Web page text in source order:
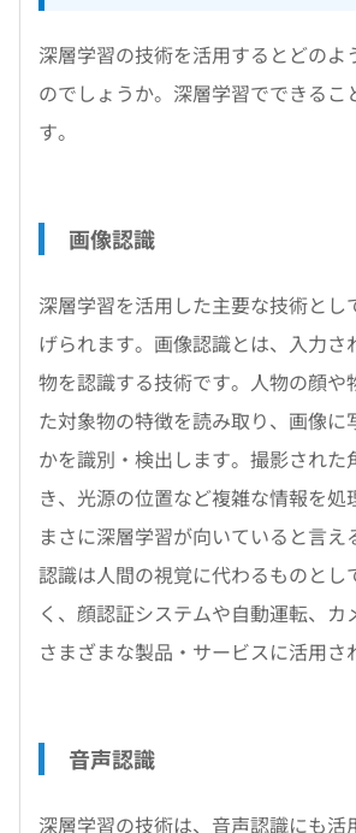
深層学習の技術を活用するとどのよ
のでしょうか。深層学習でできるこ
す。
画像認識
深層学習を活用した主要な技術とし
げられます。画像認識とは、入力さ
物を認識する技術です。人物の顔や
た対象物の特徴を読み取り、画像に
かを識別・検出します。撮影された
き、光源の位置など複雑な情報を処
まさに深層学習が向いていると言え
認識は人間の視覚に代わるものとし
く、顔認証システムや自動運転、カ
さまざまな製品・サービスに活用さ
音声認識
深層学習の技術は、音声認識にも活